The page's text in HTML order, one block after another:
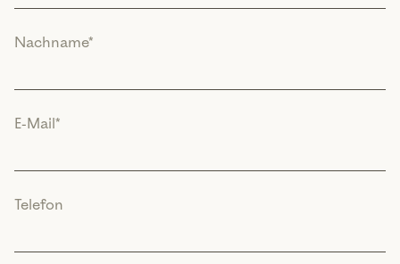
Nachname*
E-Mail*
Telefon